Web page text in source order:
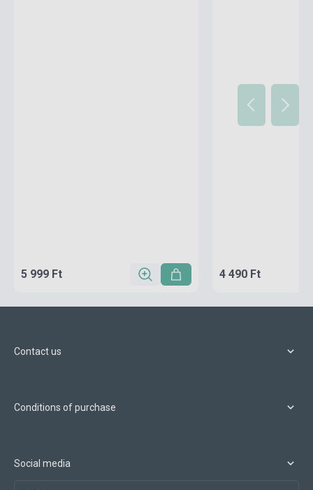
5 999 Ft 4 490 Ft
Contact us
Conditions of purchase
Social media